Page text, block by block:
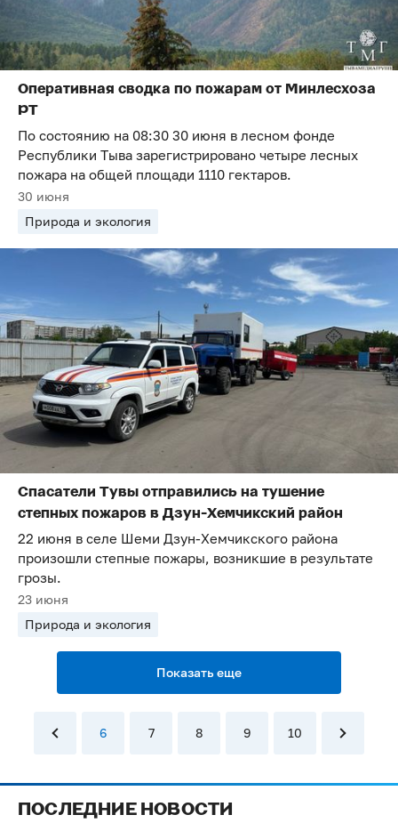
Оперативная сводка по пожарам от Минлесхоза
РТ
По состоянию на 08:30 30 июня в лесном фонде
Республики Тыва зарегистрировано четыре лесных
пожара на общей площади 1110 гектаров.
30 июня
Природа и экология
Спасатели Тувы отправились на тушение
степных пожаров в Дзун-Хемчикский район
22 июня в селе Шеми Дзун-Хемчикского района
произошли степные пожары, возникшие в результате
грозы.
23 июня
Природа и экология
Показать еще
6 7 8 9 10
ПОСЛЕДНИЕ НОВОСТИ